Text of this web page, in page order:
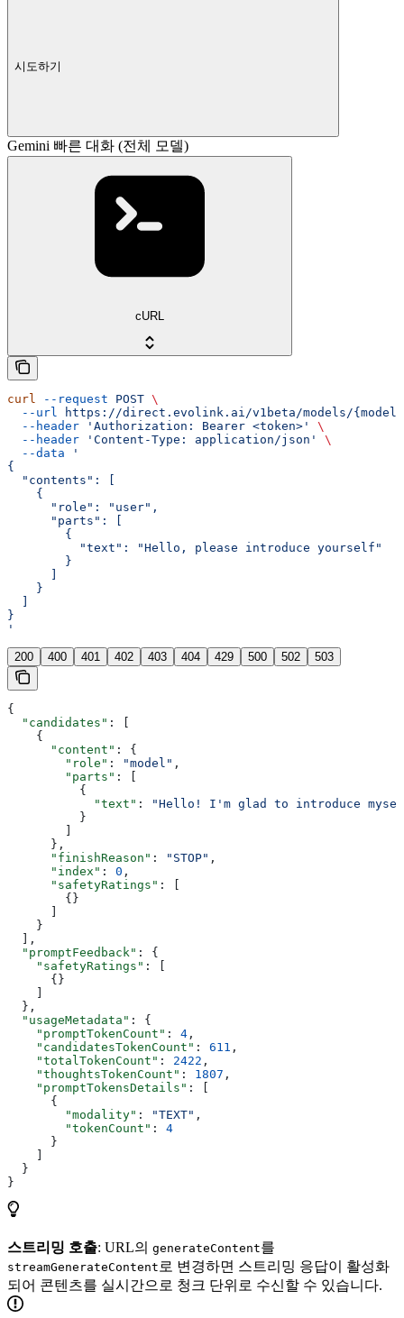
시도하기
Gemini 빠른 대화 (전체 모델)
cURL
curl --request POST \
  --url
https://direct.evolink.ai/v1beta/models/
  --header
'Authorization: Bearer <token>'
\
  --header
'Content-Type: application/json'
\
  --data
'
{
  "contents": [
    {
      "role": "user",
      "parts": [
        {
          "text": "Hello, please introduce yourself"
        }
    }
}
'
200 400 401 402 403 404 429 500 502 503
{
  "candidates"
: [
    {
      "content"
: {
        "role"
: "model" ,
        "parts"
: [
          {
            "text"
:
"Hello! I'm glad to introduce
          }
      },
      "finishReason"
: "STOP" ,
      "index"
: 0 ,
      "safetyRatings"
: [
        {}
    }
  ],
  "promptFeedback"
: {
    "safetyRatings"
: [
      {}
  },
  "usageMetadata"
: {
    "promptTokenCount"
: 4 ,
    "candidatesTokenCount"
: 611 ,
    "totalTokenCount"
: 2422 ,
    "thoughtsTokenCount"
: 1807 ,
    "promptTokensDetails"
: [
      {
        "modality"
: "TEXT" ,
        "tokenCount"
: 4
      }
  }
}
스트리밍 호출: URL의 generateContent를
streamGenerateContent 로 변경하면 스트리밍 응답이 활성화
되어 콘텐츠를 실시간으로 청크 단위로 수신할 수 있습니다.